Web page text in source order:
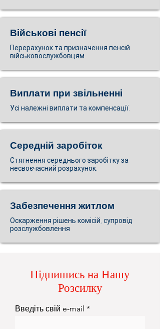
Військові пенсії
Перерахунок та призначення пенсій
військовослужбовцям.
Виплати при звільненні
Усі належні виплати та компенсації.
Середній заробіток
Стягнення середнього заробітку за
несвоєчасний розрахунок.
Забезпечення житлом
Оскарження рішень комісій, супровід
розслужбовлення
Підпишись на Нашу
Розсилку
Введіть свій e-mail